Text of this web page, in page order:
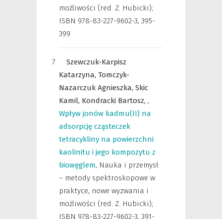
możliwości (red. Z. Hubicki);
ISBN 978-83-227-9602-3, 395-
399
Szewczuk-Karpisz
Katarzyna, Tomczyk-
Nazarczuk Agnieszka, Skic
Kamil, Kondracki Bartosz, ,
Wpływ jonów kadmu(II) na
adsorpcję cząsteczek
tetracykliny na powierzchni
kaolinitu i jego kompozytu z
biowęglem, Nauka i przemysł
– metody spektroskopowe w
praktyce, nowe wyzwania i
możliwości (red. Z. Hubicki);
ISBN 978-83-227-9602-3, 391-